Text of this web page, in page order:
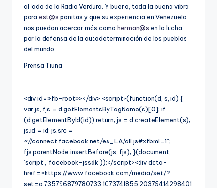
al lado de la Radio Verdura. Y bueno, toda la buena vibra
para est@s panitas y que su experiencia en Venezuela
nos puedan acercar más como herman@s en la lucha
por la defensa de la autodeterminación de los pueblos
del mundo.
Prensa Tiuna
<div id=»fb-root»></div> <script>(function(d, s, id) {
var js, fjs = d.getElementsByTagName(s)[0]; if
(d.getElementById(id)) return; js = d.createElement(s);
js.id = id; js.src =
«//connect.facebook.net/es_LA/all.js#xfbml=1″;
fjs.parentNode.insertBefore(js, fjs); }(document,
‘script’, ‘facebook-jssdk’));</script><div data-
href=»https://www.facebook.com/media/set/?
set=a.735796879780733.1073741855.20376414298401